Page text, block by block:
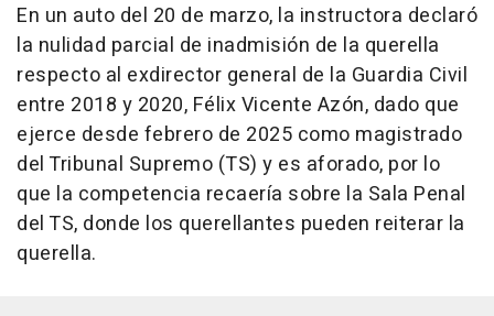
En un auto del 20 de marzo, la instructora declaró
la nulidad parcial de inadmisión de la querella
respecto al exdirector general de la Guardia Civil
entre 2018 y 2020, Félix Vicente Azón, dado que
ejerce desde febrero de 2025 como magistrado
del Tribunal Supremo (TS) y es aforado, por lo
que la competencia recaería sobre la Sala Penal
del TS, donde los querellantes pueden reiterar la
querella.